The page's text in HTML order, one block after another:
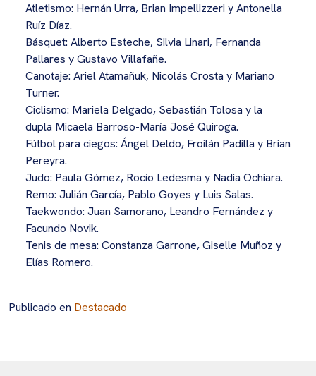
Atletismo: Hernán Urra, Brian Impellizzeri y Antonella
Ruíz Díaz.
Básquet: Alberto Esteche, Silvia Linari, Fernanda
Pallares y Gustavo Villafañe.
Canotaje: Ariel Atamañuk, Nicolás Crosta y Mariano
Turner.
Ciclismo: Mariela Delgado, Sebastián Tolosa y la
dupla Micaela Barroso-María José Quiroga.
Fútbol para ciegos: Ángel Deldo, Froilán Padilla y Brian
Pereyra.
Judo: Paula Gómez, Rocío Ledesma y Nadia Ochiara.
Remo: Julián García, Pablo Goyes y Luis Salas.
Taekwondo: Juan Samorano, Leandro Fernández y
Facundo Novik.
Tenis de mesa: Constanza Garrone, Giselle Muñoz y
Elías Romero.
Publicado en Destacado